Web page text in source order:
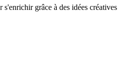
grâce à des idées créatives